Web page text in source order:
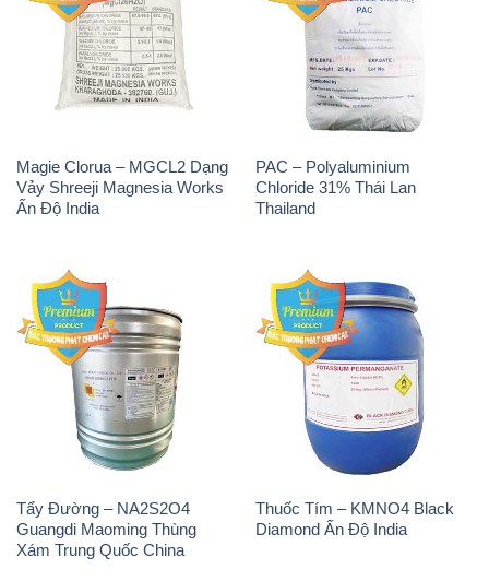
Magie Clorua – MGCL2 Dạng
Vảy Shreeji Magnesia Works
Ấn Độ India
PAC – Polyaluminium
Chloride 31% Thái Lan
Thailand
Tẩy Đường – NA2S2O4
Guangdi Maoming Thùng
Xám Trung Quốc China
Thuốc Tím – KMNO4 Black
Diamond Ấn Độ India